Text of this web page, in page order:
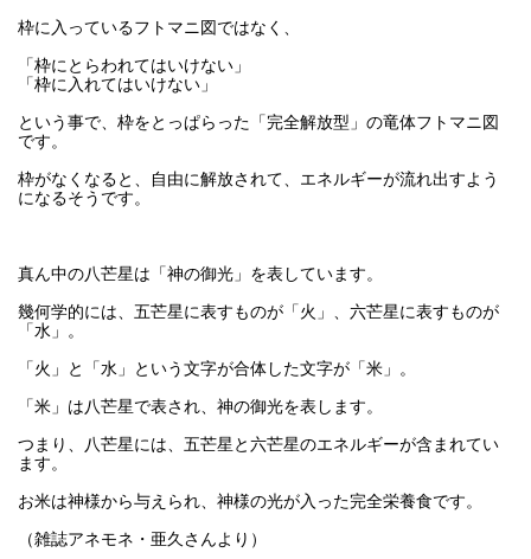
枠に入っているフトマニ図ではなく、
「枠にとらわれてはいけない」
「枠に入れてはいけない」
という事で、枠をとっぱらった「完全解放型」の竜体フトマニ図
です。
枠がなくなると、自由に解放されて、エネルギーが流れ出すよう
になるそうです。
真ん中の八芒星は「神の御光」を表しています。
幾何学的には、五芒星に表すものが「火」、六芒星に表すものが
「水」。
「火」と「水」という文字が合体した文字が「米」。
「米」は八芒星で表され、神の御光を表します。
つまり、八芒星には、五芒星と六芒星のエネルギーが含まれてい
ます。
お米は神様から与えられ、神様の光が入った完全栄養食です。
（雑誌アネモネ・亜久さんより）